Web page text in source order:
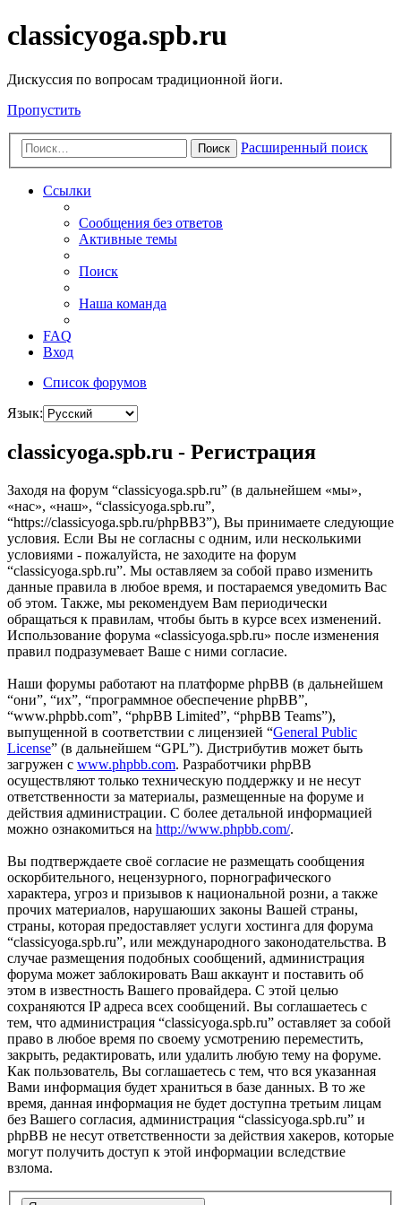
classicyoga.spb.ru
Дискуссия по вопросам традиционной йоги.
Пропустить
Поиск Расширенный поиск
Ссылки
Сообщения без ответов
Активные темы
Поиск
Наша команда
FAQ
Вход
Список форумов
Язык:
classicyoga.spb.ru - Регистрация
Заходя на форум “classicyoga.spb.ru” (в дальнейшем «мы»,
«нас», «наш», “classicyoga.spb.ru”,
“https://classicyoga.spb.ru/phpBB3”), Вы принимаете следующие
условия. Если Вы не согласны с одним, или несколькими
условиями - пожалуйста, не заходите на форум
“classicyoga.spb.ru”. Мы оставляем за собой право изменить
данные правила в любое время, и постараемся уведомить Вас
об этом. Также, мы рекомендуем Вам периодически
обращаться к правилам, чтобы быть в курсе всех изменений.
Использование форума «classicyoga.spb.ru» после изменения
правил подразумевает Ваше с ними согласие.
Наши форумы работают на платформе phpBB (в дальнейшем
“они”, “их”, “программное обеспечение phpBB”,
“www.phpbb.com”, “phpBB Limited”, “phpBB Teams”),
выпущенной в соответствии с лицензией “General Public
License” (в дальнейшем “GPL”). Дистрибутив может быть
загружен с www.phpbb.com. Разработчики phpBB
осуществляют только техническую поддержку и не несут
ответственности за материалы, размещенные на форуме и
действия администрации. С более детальной информацией
можно ознакомиться на http://www.phpbb.com/.
Вы подтверждаете своё согласие не размещать сообщения
оскорбительного, нецензурного, порнографического
характера, угроз и призывов к национальной розни, а также
прочих материалов, нарушаюших законы Вашей страны,
страны, которая предоставляет услуги хостинга для форума
“classicyoga.spb.ru”, или международного законодательства. В
случае размещения подобных сообщений, администрация
форума может заблокировать Ваш аккаунт и поставить об
этом в известность Вашего провайдера. С этой целью
сохраняются IP адреса всех сообщений. Вы соглашаетесь с
тем, что администрация “classicyoga.spb.ru” оставляет за собой
право в любое время по своему усмотрению переместить,
закрыть, редактировать, или удалить любую тему на форуме.
Как пользователь, Вы соглашаетесь с тем, что вся указанная
Вами информация будет храниться в базе данных. В то же
время, данная информация не будет доступна третьим лицам
без Вашего согласия, администрация “classicyoga.spb.ru” и
phpBB не несут ответственности за действия хакеров, которые
могут получить доступ к этой информации вследствие
взлома.